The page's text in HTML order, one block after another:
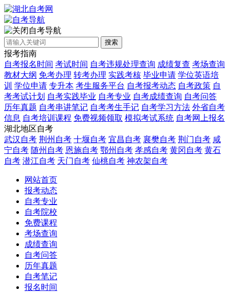
自考导航
搜索
报考指南
自考报名时间 考试时间 自考违规处理查询 成绩复查 考场查询
教材大纲 免考办理 转考办理 实践考核 毕业申请 学位英语培
训 学位申请 专升本 考生服务平台 自考报考动态 自考政策 自
考考试计划 自考实践毕业 自考专业 自考成绩查询 自考问答
历年真题 自考串讲笔记 自考考生手记 自考学习方法 外省自考
信息 自考培训课程 免费视频领取 模拟考试系统 自考网上报名
湖北地区自考
武汉自考 荆州自考 十堰自考 宜昌自考 襄樊自考 荆门自考 咸
宁自考 随州自考 恩施自考 鄂州自考 孝感自考 黄冈自考 黄石
自考 潜江自考 天门自考 仙桃自考 神农架自考
网站首页
报考动态
自考专业
自考院校
免费课程
考场查询
成绩查询
自考问答
历年真题
自考笔记
报名时间